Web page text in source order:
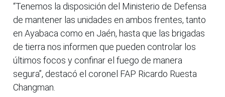
“Tenemos la disposición del Ministerio de Defensa
de mantener las unidades en ambos frentes, tanto
en Ayabaca como en Jaén, hasta que las brigadas
de tierra nos informen que pueden controlar los
últimos focos y confinar el fuego de manera
segura”, destacó el coronel FAP Ricardo Ruesta
Changman.